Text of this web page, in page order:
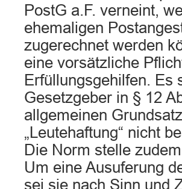
PostG a.F. verneint,
ehemaligen
zugerechnet werden
eine vorsätzliche
Erfüllungsgehilfen. Es
Gesetzgeber in § 12
allgemeinen
„Leutehaftung“ nicht
Die Norm stelle
Um eine Ausuferung
sei sie nach Sinn und